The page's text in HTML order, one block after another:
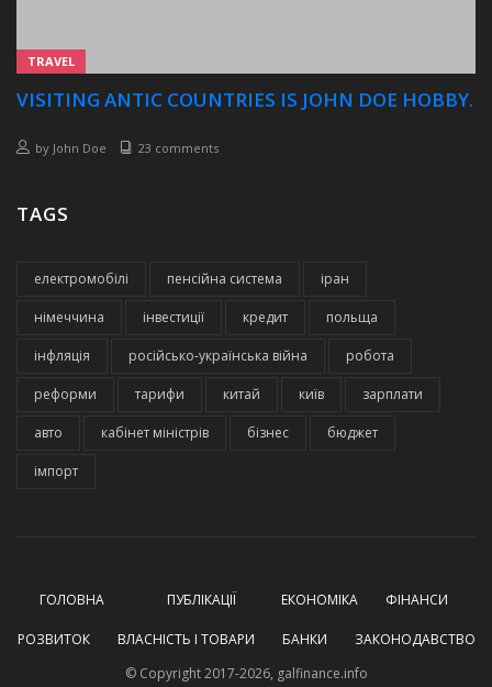
TRAVEL
VISITING ANTIC COUNTRIES IS JOHN DOE HOBBY.
by John Doe 23 comments
TAGS
електромобілі пенсійна система іран
німеччина інвестиції кредит польща
інфляція російсько-українська війна робота
реформи тарифи китай київ зарплати
авто кабінет міністрів бізнес бюджет
імпорт
ГОЛОВНА ПУБЛІКАЦІЇ ЕКОНОМІКА ФІНАНСИ
РОЗВИТОК ВЛАСНІСТЬ І ТОВАРИ БАНКИ
ЗАКОНОДАВСТВО
© Copyright 2017-2026, galfinance.info